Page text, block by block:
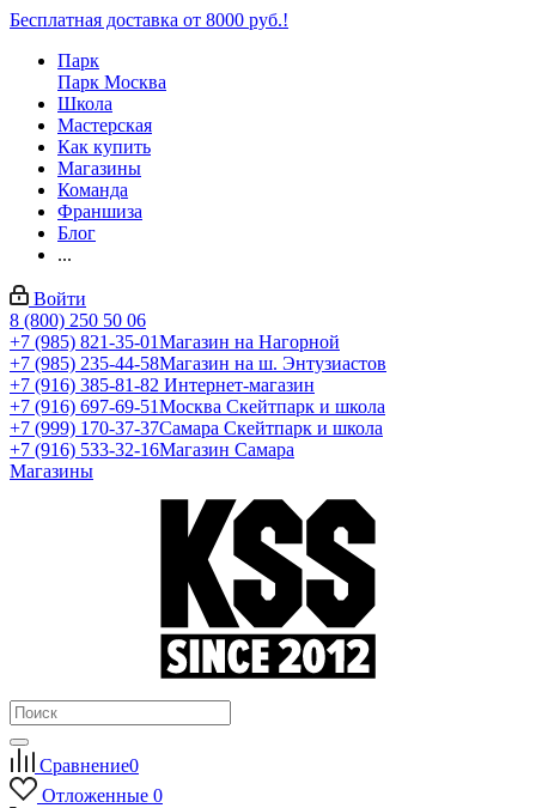
Бесплатная доставка от 8000 руб.!
Парк
Парк Москва
Школа
Мастерская
Как купить
Магазины
Команда
Франшиза
Блог
...
Войти
8 (800) 250 50 06
+7 (985) 821-35-01Магазин на Нагорной
+7 (985) 235-44-58Магазин на ш. Энтузиастов
+7 (916) 385-81-82 Интернет-магазин
+7 (916) 697-69-51Москва Скейтпарк и школа
+7 (999) 170-37-37Самара Скейтпарк и школа
+7 (916) 533-32-16Магазин Самара
Магазины
Сравнение0
Отложенные 0